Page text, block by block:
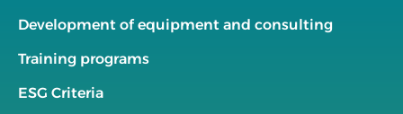
Development of equipment and consulting
Training programs
ESG Criteria